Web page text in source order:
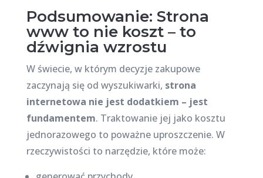
Podsumowanie: Strona
www to nie koszt – to
dźwignia wzrostu
W świecie, w którym decyzje zakupowe
zaczynają się od wyszukiwarki, strona
internetowa nie jest dodatkiem – jest
fundamentem. Traktowanie jej jako kosztu
jednorazowego to poważne uproszczenie. W
rzeczywistości to narzędzie, które może: